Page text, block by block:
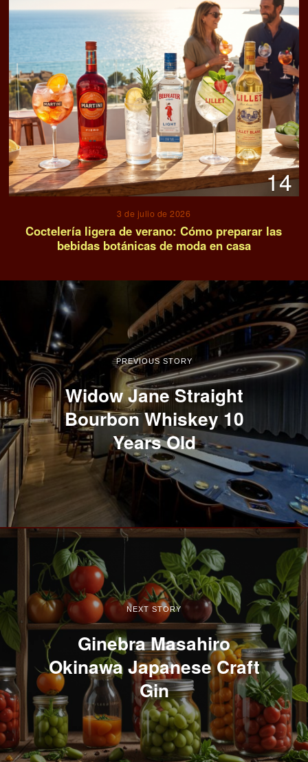
14
3 de julio de 2026
Coctelería ligera de verano: Cómo preparar las
bebidas botánicas de moda en casa
PREVIOUS STORY
Widow Jane Straight
Bourbon Whiskey 10
Years Old
NEXT STORY
Ginebra Masahiro
Okinawa Japanese Craft
Gin